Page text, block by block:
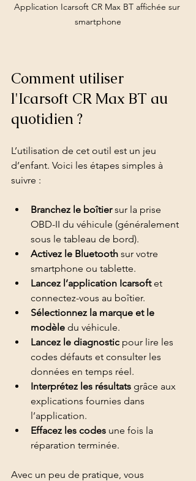
Application Icarsoft CR Max BT affichée sur
smartphone
Comment utiliser
l'Icarsoft CR Max BT au
quotidien ?
L’utilisation de cet outil est un jeu
d’enfant. Voici les étapes simples à
suivre :
Branchez le boîtier sur la prise
OBD-II du véhicule (généralement
sous le tableau de bord).
Activez le Bluetooth sur votre
smartphone ou tablette.
Lancez l’application Icarsoft et
connectez-vous au boîtier.
Sélectionnez la marque et le
modèle du véhicule.
Lancez le diagnostic pour lire les
codes défauts et consulter les
données en temps réel.
Interprétez les résultats grâce aux
explications fournies dans
l’application.
Effacez les codes une fois la
réparation terminée.
Avec un peu de pratique, vous